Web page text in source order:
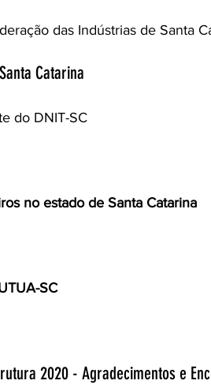
das Indústrias de Santa
Catarina
do DNIT-SC
no estado de Santa Catarina
SC
2020 - Agradecimentos e